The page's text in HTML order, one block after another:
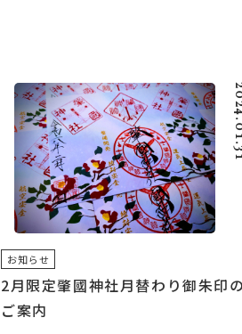
お知らせ
2月限定肇國神社月替わり御朱印の
ご案内